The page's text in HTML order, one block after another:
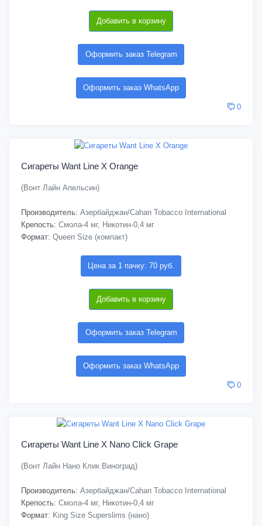
Добавить в корзину
Оформить заказ Telegram
Оформить заказ WhatsApp
0
Сигареты Want Line X Orange
(Вонт Лайн Апельсин)
Производитель: Азербайджан/Cahan Tobacco International
Крепость: Смола-4 мг, Никотин-0,4 мг
Формат: Queen Size (компакт)
Цена за 1 пачку: 70 руб.
Добавить в корзину
Оформить заказ Telegram
Оформить заказ WhatsApp
0
Сигареты Want Line X Nano Click Grape
(Вонт Лайн Нано Клик Виноград)
Производитель: Азербайджан/Cahan Tobacco International
Крепость: Смола-4 мг, Никотин-0,4 мг
Формат: King Size Superslims (нано)